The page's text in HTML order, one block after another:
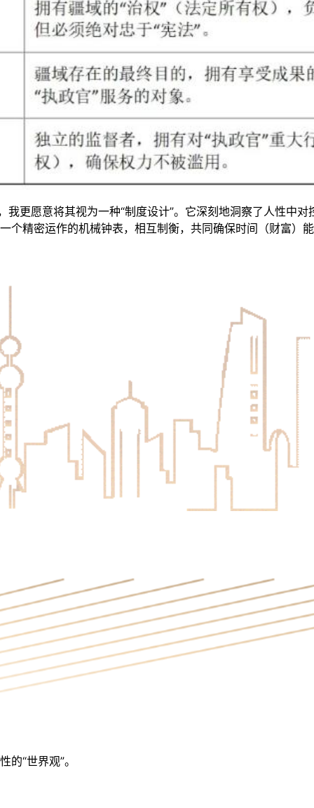
我更愿意将其视为一种“制度设计”。它深刻地洞察了人性中
个精密运作的机械钟表，相互制衡，共同确保时间（财富）
“世界观”。